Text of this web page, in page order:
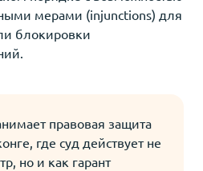
мерами (injunctions) для
блокировки
правовая защита
где суд действует не
но и как гарант